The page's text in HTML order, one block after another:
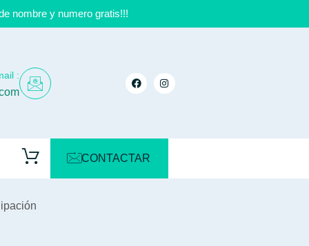
nombre y numero gratis!!!
:
CONTACTAR